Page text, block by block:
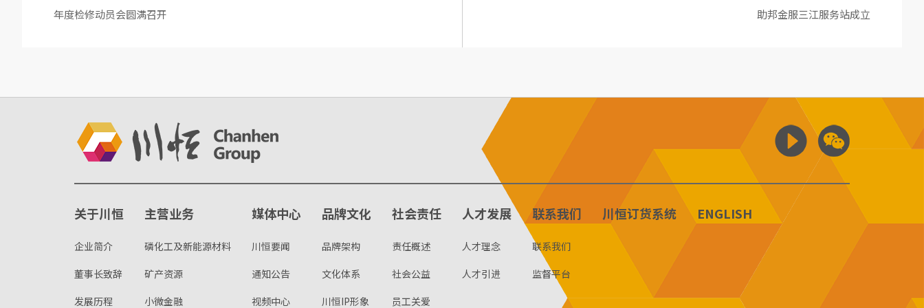
年度检修动员会圆满召开 助邦金服三江服务站成立
关于川恒
企业简介
董事长致辞
发展历程
主营业务
磷化工及新能源材料
矿产资源
小微金融
媒体中心
川恒要闻
通知公告
视频中心
品牌文化
品牌架构
文化体系
川恒IP形象
社会责任
责任概述
社会公益
员工关爱
人才发展
人才理念
人才引进
联系我们
联系我们
监督平台
川恒订货系统 ENGLISH